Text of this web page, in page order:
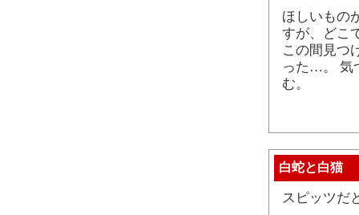
ほしいもの
すが、どこ
この間見つ
った…。 気
む。
白蛇と白猫
スピッツだ